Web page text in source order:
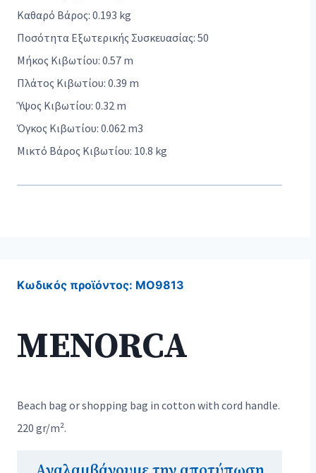
Καθαρό Βάρος: 0.193 kg
Ποσότητα Εξωτερικής Συσκευασίας: 50
Μήκος Κιβωτίου: 0.57 m
Πλάτος Κιβωτίου: 0.39 m
Ύψος Κιβωτίου: 0.32 m
Όγκος Κιβωτίου: 0.062 m3
Μικτό Βάρος Κιβωτίου: 10.8 kg
Κωδικός προϊόντος: MO9813
MENORCA
Beach bag or shopping bag in cotton with cord handle.
220 gr/m².